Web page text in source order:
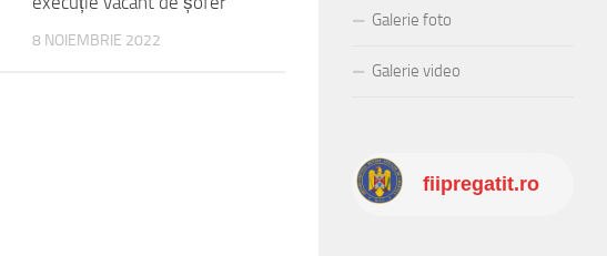
8 NOIEMBRIE 2022
Galerie foto
Galerie video
fiipregatit.ro